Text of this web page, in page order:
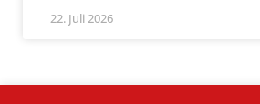
22. Juli 2026